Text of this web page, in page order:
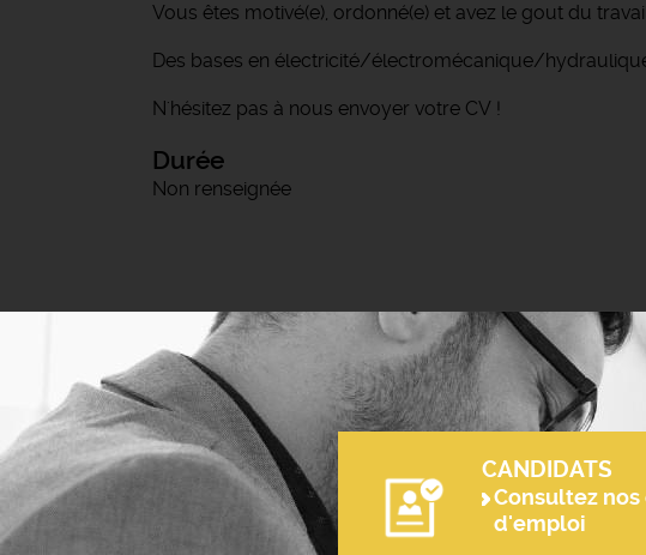
Vous êtes motivé(e), ordonné(e) et avez le gout du
Des bases en électricité/électromécanique/
N'hésitez pas à nous envoyer votre CV !
Durée
Non renseignée
CANDIDATS
Consultez nos
d'emploi